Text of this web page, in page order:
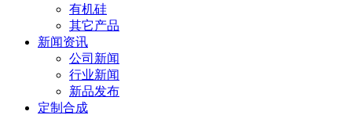
有机硅
其它产品
新闻资讯
公司新闻
行业新闻
新品发布
定制合成